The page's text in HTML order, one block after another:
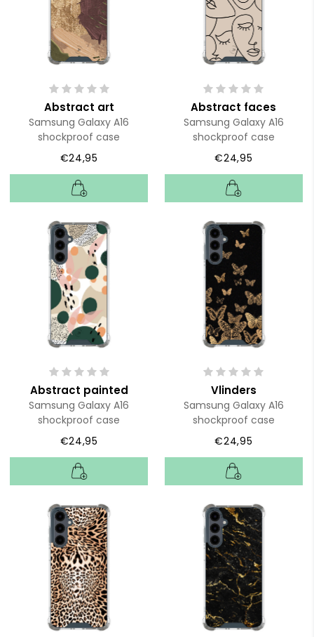
Abstract art
Samsung Galaxy A16
shockproof case
€24,95
Abstract faces
Samsung Galaxy A16
shockproof case
€24,95
Abstract painted
Samsung Galaxy A16
shockproof case
€24,95
Vlinders
Samsung Galaxy A16
shockproof case
€24,95